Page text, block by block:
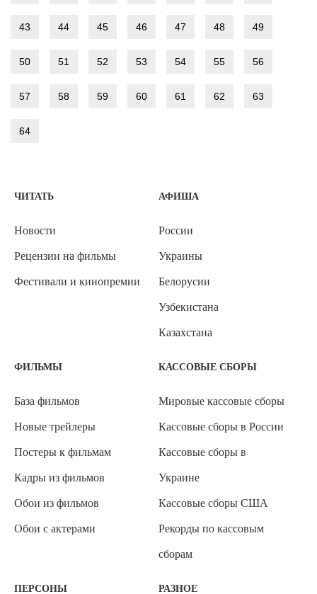
43 44 45 46 47 48 49
50 51 52 53 54 55 56
57 58 59 60 61 62 63
64
ЧИТАТЬ
Новости
Рецензии на фильмы
Фестивали и кинопремии
АФИША
России
Украины
Белорусии
Узбекистана
Казахстана
ФИЛЬМЫ
База фильмов
Новые трейлеры
Постеры к фильмам
Кадры из фильмов
Обои из фильмов
Обои с актерами
КАССОВЫЕ СБОРЫ
Мировые кассовые сборы
Кассовые сборы в России
Кассовые сборы в
Украине
Кассовые сборы США
Рекорды по кассовым
сборам
ПЕРСОНЫ РАЗНОЕ